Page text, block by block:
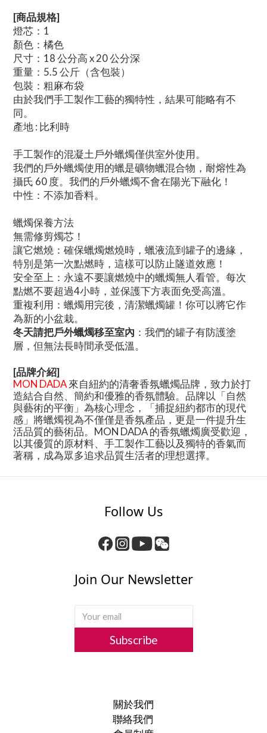
[商品規格]
燈芯：1
顏色：橘色
尺寸：18 公分高 x 20 公分深
重量：5.5 公斤（含包裝）
包裝：粗麻布袋
由於我們手工製作工藝的獨特性，結果可能略有不
同。
產地 : 比利時
手工製作的混凝土戶外蠟燭僅供室外使用。
我們的戶外蠟燭使用的蠟是礦物蠟混合物，耐熔性為
攝氏 60 度。我們的戶外蠟燭不會在陽光下融化！
中性：不添加香料。
蠟燭保養方法
無需修剪燭芯！
讓它燃燒：確保蠟燭燃燒時，蠟液流到罐子的邊緣，
特別是第一次點燃時，這樣可以防止隧道效應！
安全至上：永遠不要讓燃燒中的蠟燭無人看管。每次
點燃不要超過4小時，並保護下方表面免受高溫。
重複利用：蠟燭用完後，清潔蠟燭罐！你可以將它作
為新的小盆栽。
冬天請把戶外蠟燭移至室內 ：我們的罐子有防護塗
層，但無法長時間承受低溫。
[品牌介紹]
MON DADA來自紐約的清奢香氛蠟燭品牌，致力於打
造結合自然、簡約和優雅的香氛體驗。品牌以「自然
與藝術的平衡」為核心理念，「捕捉紐約都市的現代
感」將蠟燭視為不僅僅是香氛產品，更是一件提升生
活品質的藝術品。MON DADA 的香氛蠟燭廣受歡迎，
以其優質的原材料、手工製作工藝以及獨特的香氣而
著稱，成為眾多追求品質生活者的理想選擇。
Follow Us
Join Our Newsletter
Subscribe
關於我們
聯絡我們